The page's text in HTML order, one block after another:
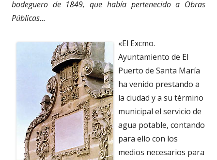
bodeguero de 1849, que había pertenecido a Obras
Públicas...
«El Excmo.
Ayuntamiento de El
Puerto de Santa María
ha venido prestando a
la ciudad y a su término
municipal el servicio de
agua potable, contando
para ello con los
medios necesarios para